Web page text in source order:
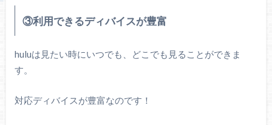
③利用できるディバイスが豊富
huluは見たい時にいつでも、どこでも見ることができま
す。
対応ディバイスが豊富なのです！